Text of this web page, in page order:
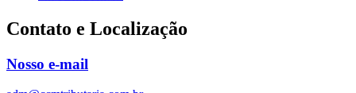
Contato e Localização
Nosso e-mail